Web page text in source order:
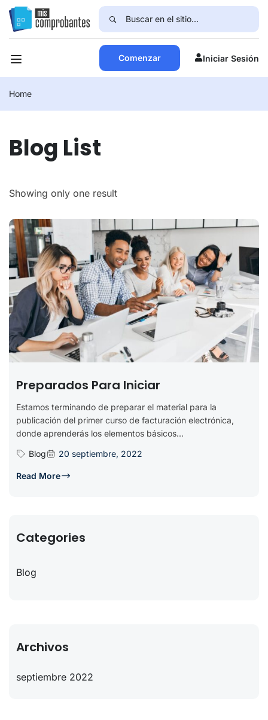
Comenzar Iniciar Sesión
Home
Blog List
Showing only one result
Preparados Para Iniciar
Estamos terminando de preparar el material para la
publicación del primer curso de facturación electrónica,
donde aprenderás los elementos básicos...
Blog
20 septiembre, 2022
Read More
Categories
Blog
Archivos
septiembre 2022